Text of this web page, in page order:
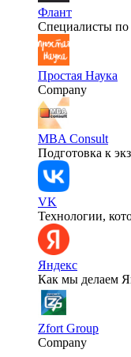
Флант
Специалисты по
Простая Наука
Company
MBA Consult
Подготовка к
VK
Технологии,
Яндекс
Как мы делаем
Zfort Group
Company